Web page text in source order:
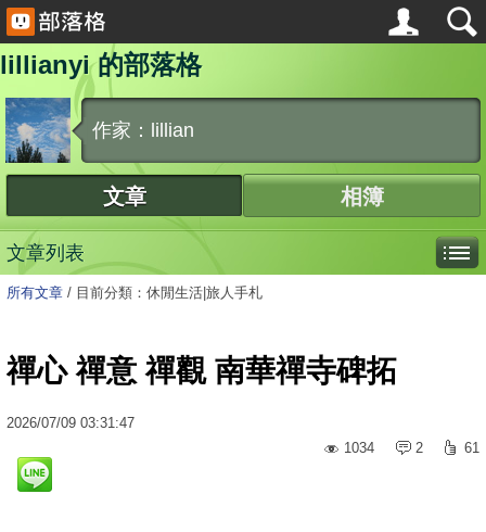
lillianyi 的部落格
作家：lillian
文章 相簿
文章列表
所有文章 / 目前分類：休閒生活|旅人手札
禪心 禪意 禪觀 南華禪寺碑拓
2026/07/09 03:31:47
1034
2 61